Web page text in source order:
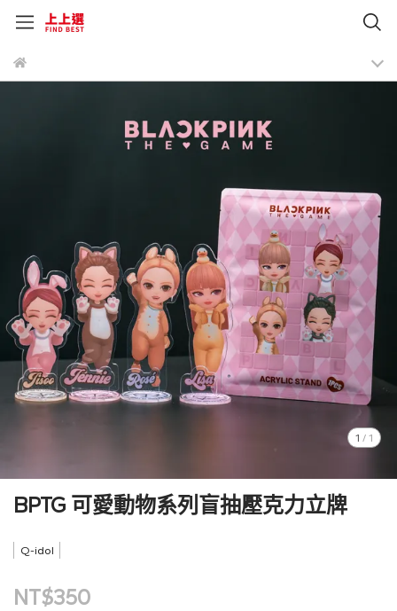
1 / 1
BPTG 可愛動物系列盲抽壓克力立牌
Q-idol
NT$350